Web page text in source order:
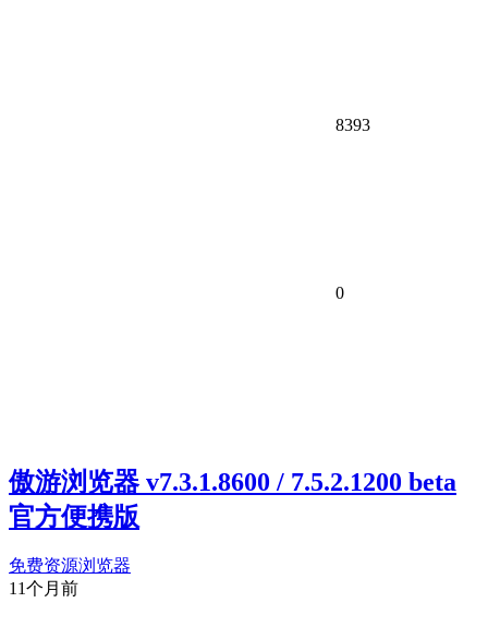
8393
0
傲游浏览器 v7.3.1.8600 / 7.5.2.1200 beta
官方便携版
免费资源浏览器
11个月前